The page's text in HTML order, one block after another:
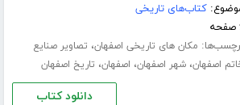
کتاب‌های تاریخی
مکان های تاریخی اصفهان، تصاویر صنایع
اصفهان،شهر اصفهان، اصفهان، تاریخ اصفهان
دانلود کتاب